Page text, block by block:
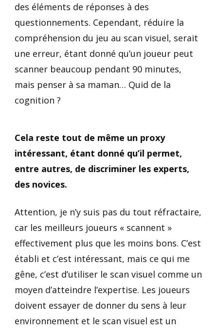
des éléments de réponses à des
questionnements. Cependant, réduire la
compréhension du jeu au scan visuel, serait
une erreur, étant donné qu’un joueur peut
scanner beaucoup pendant 90 minutes,
mais penser à sa maman… Quid de la
cognition ?
Cela reste tout de même un proxy
intéressant, étant donné qu’il permet,
entre autres, de discriminer les experts,
des novices.
Attention, je n’y suis pas du tout réfractaire,
car les meilleurs joueurs « scannent »
effectivement plus que les moins bons. C’est
établi et c’est intéressant, mais ce qui me
gêne, c’est d’utiliser le scan visuel comme un
moyen d’atteindre l’expertise. Les joueurs
doivent essayer de donner du sens à leur
environnement et le scan visuel est un